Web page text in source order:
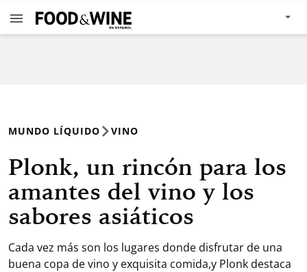
MUNDO LÍQUIDO VINO
Plonk, un rincón para los
amantes del vino y los
sabores asiáticos
Cada vez más son los lugares donde disfrutar de una
buena copa de vino y exquisita comida,y Plonk destaca